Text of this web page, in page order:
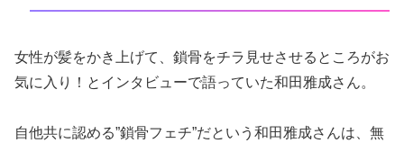
女性が髪をかき上げて、鎖骨をチラ見せさせるところがお
気に入り！とインタビューで語っていた和田雅成さん。
自他共に認める”鎖骨フェチ”だという和田雅成さんは、無